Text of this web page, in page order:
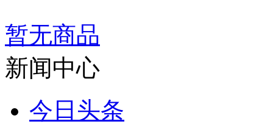
暂无商品
新闻中心
今日头条